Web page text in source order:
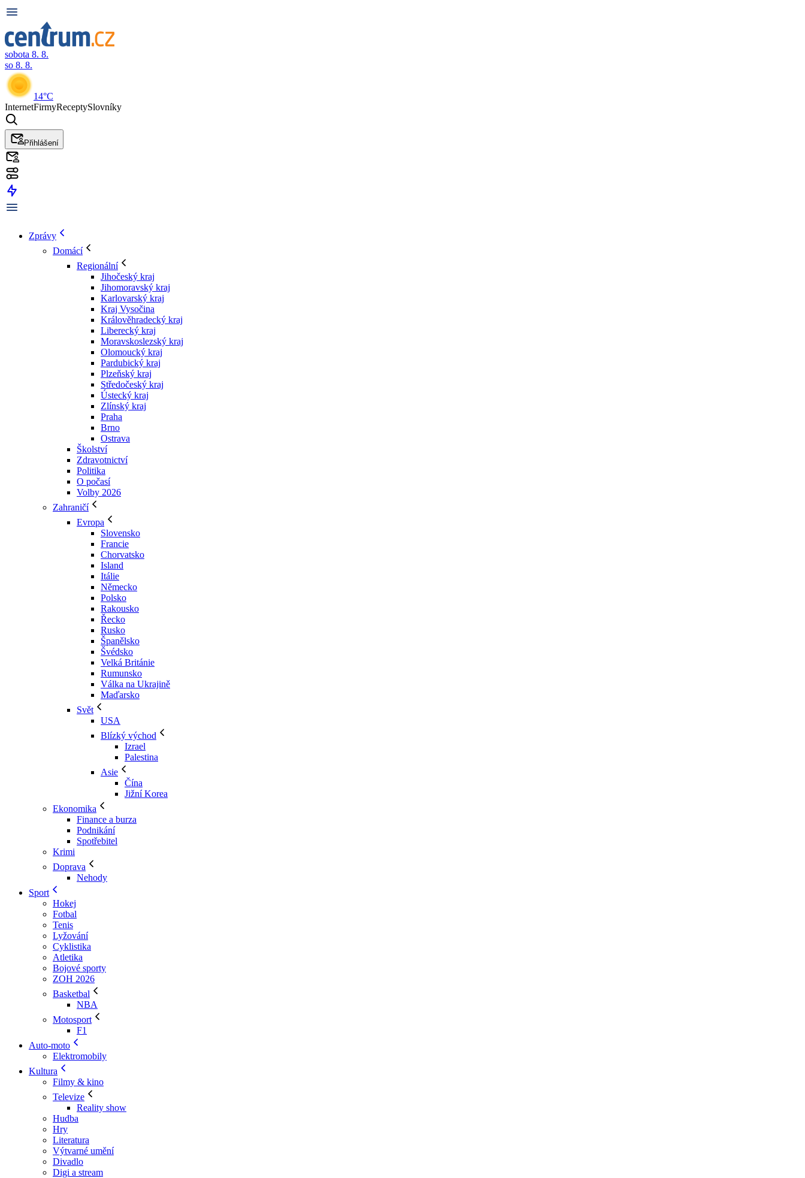
sobota 8. 8.
so 8. 8.
14°C
InternetFirmyReceptySlovníky
Přihlášení
Zprávy
Domácí
Regionální
Jihočeský kraj
Jihomoravský kraj
Karlovarský kraj
Kraj Vysočina
Králověhradecký kraj
Liberecký kraj
Moravskoslezský kraj
Olomoucký kraj
Pardubický kraj
Plzeňský kraj
Středočeský kraj
Ústecký kraj
Zlínský kraj
Praha
Brno
Ostrava
Školství
Zdravotnictví
Politika
O počasí
Volby 2026
Zahraničí
Evropa
Slovensko
Francie
Chorvatsko
Island
Itálie
Německo
Polsko
Rakousko
Řecko
Rusko
Španělsko
Švédsko
Velká Británie
Rumunsko
Válka na Ukrajině
Maďarsko
Svět
USA
Blízký východ
Izrael
Palestina
Asie
Čína
Jižní Korea
Ekonomika
Finance a burza
Podnikání
Spotřebitel
Krimi
Doprava
Nehody
Sport
Hokej
Fotbal
Tenis
Lyžování
Cyklistika
Atletika
Bojové sporty
ZOH 2026
Basketbal
NBA
Motosport
F1
Auto-moto
Elektromobily
Kultura
Filmy & kino
Televize
Reality show
Hudba
Hry
Literatura
Výtvarné umění
Divadlo
Digi a stream